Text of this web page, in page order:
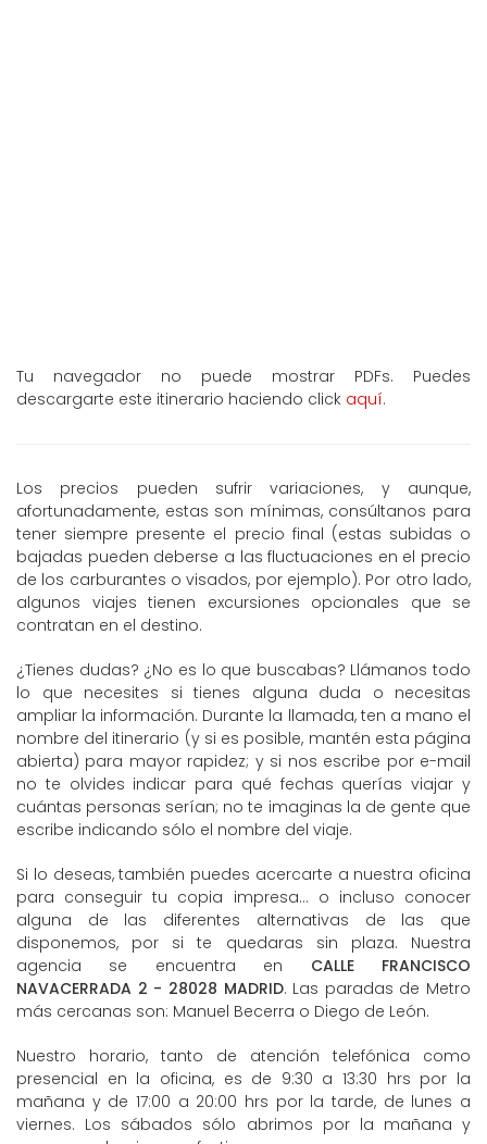
Tu navegador no puede mostrar PDFs. Puedes
descargarte este itinerario haciendo click aquí.
Los precios pueden sufrir variaciones, y aunque,
afortunadamente, estas son mínimas, consúltanos para
tener siempre presente el precio final (estas subidas o
bajadas pueden deberse a las fluctuaciones en el precio
de los carburantes o visados, por ejemplo). Por otro lado,
algunos viajes tienen excursiones opcionales que se
contratan en el destino.
¿Tienes dudas? ¿No es lo que buscabas? Llámanos todo
lo que necesites si tienes alguna duda o necesitas
ampliar la información. Durante la llamada, ten a mano el
nombre del itinerario (y si es posible, mantén esta página
abierta) para mayor rapidez; y si nos escribe por e-mail
no te olvides indicar para qué fechas querías viajar y
cuántas personas serían; no te imaginas la de gente que
escribe indicando sólo el nombre del viaje.
Si lo deseas, también puedes acercarte a nuestra oficina
para conseguir tu copia impresa... o incluso conocer
alguna de las diferentes alternativas de las que
disponemos, por si te quedaras sin plaza. Nuestra
agencia se encuentra en CALLE FRANCISCO
NAVACERRADA 2 - 28028 MADRID. Las paradas de Metro
más cercanas son: Manuel Becerra o Diego de León.
Nuestro horario, tanto de atención telefónica como
presencial en la oficina, es de 9:30 a 13:30 hrs por la
mañana y de 17:00 a 20:00 hrs por la tarde, de lunes a
viernes. Los sábados sólo abrimos por la mañana y